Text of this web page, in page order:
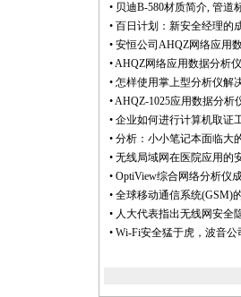
• 贝迪B-580材质简介, 管道
• 百日计划：新安全经理的
• 安恒公司AHQZ网络应用
•AHQZ网络应用数据分析
• 怎样使用掌上型分析仪解
•AHQZ-1025应用数据分析
• 企业如何进行计算机取证
• 分析：小小笔记本面临大
• 无线局域网在医院应用的
• OptiView综合网络分析仪
• 全球移动通信系统(GSM)
• 人大代表指出无线网安全
• Wi-Fi安全猛于虎，波音